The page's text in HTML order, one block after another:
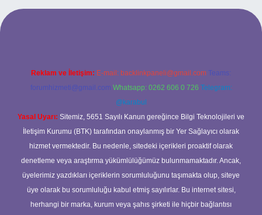
Reklam ve İletişim: E-mail: backlinkpaneli@gmail.com Teams:
forumhizmeti@gmail.com Whatsapp: 0262 606 0 726 Telegram:
@karabul
Yasal Uyarı: Sitemiz, 5651 Sayılı Kanun gereğince Bilgi Teknolojileri ve
İletişim Kurumu (BTK) tarafından onaylanmış bir Yer Sağlayıcı olarak
hizmet vermektedir. Bu nedenle, sitedeki içerikleri proaktif olarak
denetleme veya araştırma yükümlülüğümüz bulunmamaktadır. Ancak,
üyelerimiz yazdıkları içeriklerin sorumluluğunu taşımakta olup, siteye
üye olarak bu sorumluluğu kabul etmiş sayılırlar. Bu internet sitesi,
herhangi bir marka, kurum veya şahıs şirketi ile hiçbir bağlantısı